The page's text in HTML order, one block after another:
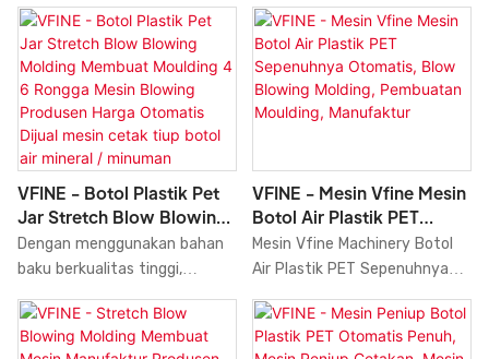
serta mengadopsi teknologi
tiup peregangan dua langkah
yang sudah mapan.
Peniup Cetakan Cetakan
Mesin Pembuat Cetakan
Tangki Mesin Produsen Harga
Peralatan volume penjualan
yang tinggi dapat membantu
baru dan membangun serta
mengonsolidasikan hambatan
ekologis, sehingga perusahaan
dapat mempertahankan daya
saing yang kuat untuk waktu
yang lama. Terlebih lagi,
produk ini menampilkan
kombinasi inovasi yang
VFINE - Botol Plastik Pet
Jar Stretch Blow Blowing
Molding Membuat
Moulding 4 6 Rongga
Harga Otomatis Dijual
Mesin Cetak Tiup Botol Air
Dengan menggunakan bahan
baku berkualitas tinggi,
modern, kami memastikan
proses cetak botol plastik
VFINE - Mesin Vfine Mesin
Botol Air Plastik PET
Sepenuhnya Otomatis,
Blow Blowing Molding,
Manufaktur
Mesin Vfine Machinery Botol
Air Plastik PET Sepenuhnya
Pembuatan Cetakan,
Produsen Manufaktur, Harga,